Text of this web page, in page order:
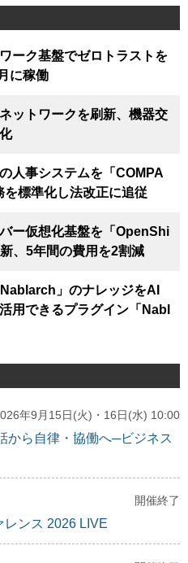
ーク基盤でゼロトラストを
に稼働
ットワークを刷新、機器交
人事システムを「COMPA
を標準化し法改正に追従
ー仮想化基盤を「OpenShi
、5年間の費用を2割減
」のナレッジをAI
用できるプラグイン「Nabl
年9月15日(火)・16日(水) 10:00
から自律・協働へ─ビジネス
開催終了
レンス 2026 LIVE